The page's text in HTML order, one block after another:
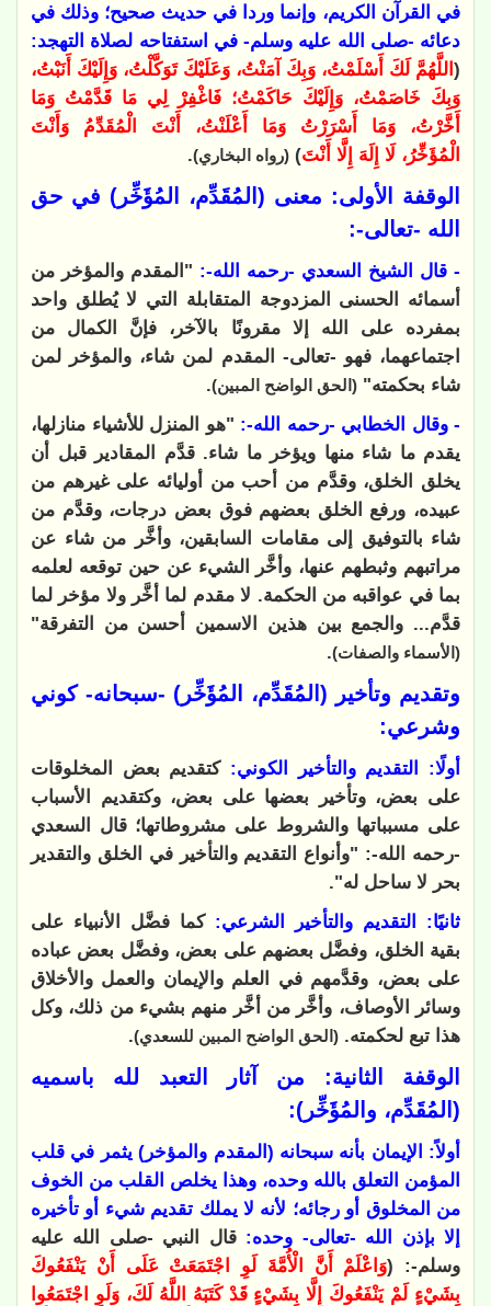
في القرآن الكريم، وإنما وردا في حديث صحيح؛ وذلك في
دعائه -صلى الله عليه وسلم- في استفتاحه لصلاة التهجد:
( اللَّهُمَّ لَكَ أَسْلَمْتُ، وَبِكَ آمَنْتُ، وَعَلَيْكَ تَوَكَّلْتُ، وَإِلَيْكَ أَنَبْتُ،
وَبِكَ خَاصَمْتُ، وَإِلَيْكَ حَاكَمْتُ؛ فَاغْفِرْ لِي مَا قَدَّمْتُ وَمَا
أَخَّرْتُ، وَمَا أَسْرَرْتُ وَمَا أَعْلَنْتُ، أَنْتَ الْمُقَدِّمُ وَأَنْتَ
الْمُؤَخِّرُ، لَا إِلَهَ إِلَّا أَنْتَ) (رواه البخاري).
الوقفة الأولى: معنى (المُقَدِّم، المُؤَخِّر) في حق
الله -تعالى-:
- قال الشيخ السعدي -رحمه الله-: "المقدم والمؤخر من
أسمائه الحسنى المزدوجة المتقابلة التي لا يُطلق واحد
بمفرده على الله إلا مقرونًا بالآخر، فإنَّ الكمال من
اجتماعهما، فهو -تعالى- المقدم لمن شاء، والمؤخر لمن
شاء بحكمته" (الحق الواضح المبين).
- وقال الخطابي -رحمه الله-: "هو المنزل للأشياء منازلها،
يقدم ما شاء منها ويؤخر ما شاء. قدَّم المقادير قبل أن
يخلق الخلق، وقدَّم من أحب من أوليائه على غيرهم من
عبيده، ورفع الخلق بعضهم فوق بعض درجات، وقدَّم من
شاء بالتوفيق إلى مقامات السابقين، وأخَّر من شاء عن
مراتبهم وثبطهم عنها، وأخَّر الشيء عن حين توقعه لعلمه
بما في عواقبه من الحكمة. لا مقدم لما أخَّر ولا مؤخر لما
قدَّم... والجمع بين هذين الاسمين أحسن من التفرقة"
(الأسماء والصفات).
وتقديم وتأخير (المُقَدِّم، المُؤَخِّر) -سبحانه- كوني
وشرعي:
أولًا: التقديم والتأخير الكوني: كتقديم بعض المخلوقات
على بعض، وتأخير بعضها على بعض، وكتقديم الأسباب
على مسبباتها والشروط على مشروطاتها؛ قال السعدي
-رحمه الله-: "وأنواع التقديم والتأخير في الخلق والتقدير
بحر لا ساحل له".
ثانيًا: التقديم والتأخير الشرعي:كما فضَّل الأنبياء على
بقية الخلق، وفضَّل بعضهم على بعض، وفضَّل بعض عباده
على بعض، وقدَّمهم في العلم والإيمان والعمل والأخلاق
وسائر الأوصاف، وأخَّر من أخَّر منهم بشيء من ذلك، وكل
هذا تبع لحكمته. (الحق الواضح المبين للسعدي).
الوقفة الثانية: من آثار التعبد لله باسميه
(المُقَدِّم، والمُؤَخِّر):
أولاً: الإيمان بأنه سبحانه (المقدم والمؤخر) يثمر في قلب
المؤمن التعلق بالله وحده، وهذا يخلص القلب من الخوف
من المخلوق أو رجائه؛ لأنه لا يملك تقديم شيء أو تأخيره
إلا بإذن الله -تعالى- وحده: قال النبي -صلى الله عليه
وسلم-: (وَاعْلَمْ أَنَّ الْأُمَّةَ لَوِ اجْتَمَعَتْ عَلَى أَنْ يَنْفَعُوكَ
بِشَيْءٍ لَمْ يَنْفَعُوكَ إِلَّا بِشَيْءٍ قَدْ كَتَبَهُ اللَّهُ لَكَ، وَلَوِ اجْتَمَعُوا